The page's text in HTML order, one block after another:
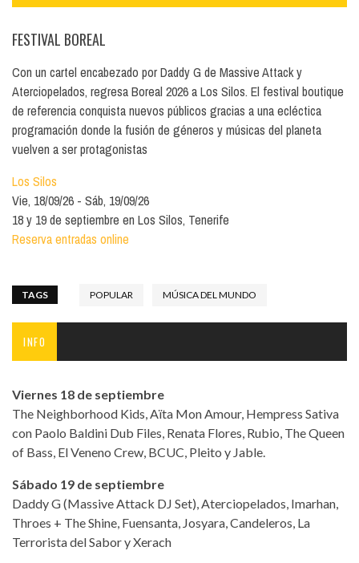
FESTIVAL BOREAL
Con un cartel encabezado por Daddy G de Massive Attack y
Aterciopelados, regresa Boreal 2026 a Los Silos. El festival boutique
de referencia conquista nuevos públicos gracias a una ecléctica
programación donde la fusión de géneros y músicas del planeta
vuelven a ser protagonistas
Los Silos
Vie, 18/09/26
Sáb, 19/09/26
18 y 19 de septiembre en Los Silos, Tenerife
Reserva entradas online
TAGS POPULAR MÚSICA DEL MUNDO
INFO
Viernes 18 de septiembre
The Neighborhood Kids, Aïta Mon Amour, Hempress Sativa
con Paolo Baldini Dub Files, Renata Flores, Rubio, The Queen
of Bass, El Veneno Crew, BCUC, Pleito y Jable.
Sábado 19 de septiembre
Daddy G (Massive Attack DJ Set), Aterciopelados, Imarhan,
Throes + The Shine, Fuensanta, Josyara, Candeleros, La
Terrorista del Sabor y Xerach